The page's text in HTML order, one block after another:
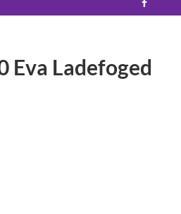
Eva Ladefoged